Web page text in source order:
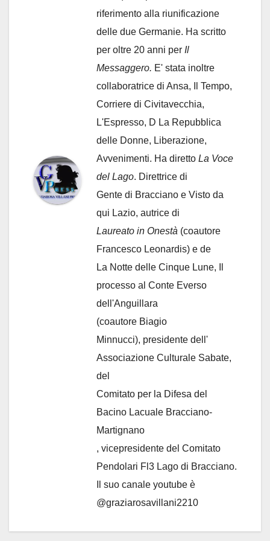
riferimento alla riunificazione
delle due Germanie. Ha scritto
per oltre 20 anni per Il
Messaggero. E' stata inoltre
collaboratrice di Ansa, Il Tempo,
Corriere di Civitavecchia,
L'Espresso, D La Repubblica
delle Donne, Liberazione,
Avvenimenti. Ha diretto La Voce
del Lago. Direttrice di
Gente di Bracciano e Visto da
qui Lazio, autrice di
Laureato in Onestà (coautore
Francesco Leonardis) e de
La Notte delle Cinque Lune, Il
processo al Conte Everso
dell'Anguillara
(coautore Biagio
Minnucci), presidente dell'
Associazione Culturale Sabate,
del
Comitato per la Difesa del
Bacino Lacuale Bracciano-
Martignano
, vicepresidente del Comitato
Pendolari Fl3 Lago di Bracciano.
Il suo canale youtube è
@graziarosavillani2210